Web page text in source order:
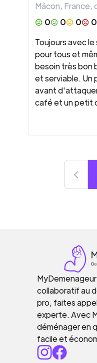
Mâcon, France,
0
0 0
0
Toujours avec
pour tous et
besoin très bon
et serviable. Un
avant
café et un petit
collaboratif au
pro, faites
experte. Avec
déménager en
facile et